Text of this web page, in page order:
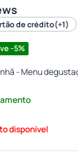
de crédito(+1)
-5%
- Menu
disponível